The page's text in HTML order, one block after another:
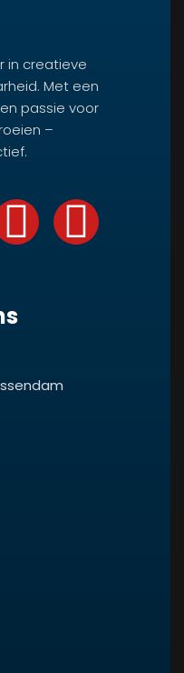
in creatieve
Met een
passie voor
–